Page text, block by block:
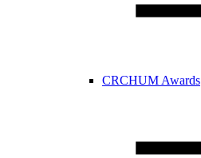
CRCHUM Awards